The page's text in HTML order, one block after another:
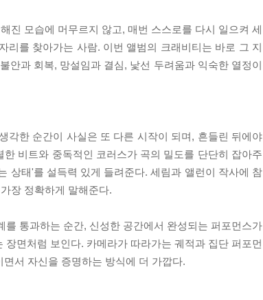
진 모습에 머무르지 않고, 매번 스스로를 다시 일으켜 세
리를 찾아가는 사람. 이번 앨범의 크래비티는 바로 그 지
안과 회복, 망설임과 결심, 낯선 두려움과 익숙한 열정이
각한 순간이 사실은 또 다른 시작이 되며, 흔들린 뒤에야
비트와 중독적인 코러스가 곡의 밀도를 단단히 잡아주
상태'를 설득력 있게 들려준다. 세림과 앨런이 작사에 참
장 정확하게 말해준다.
통과하는 순간, 신성한 공간에서 완성되는 퍼포먼스가
면처럼 보인다. 카메라가 따라가는 궤적과 집단 퍼포먼
서 자신을 증명하는 방식에 더 가깝다.